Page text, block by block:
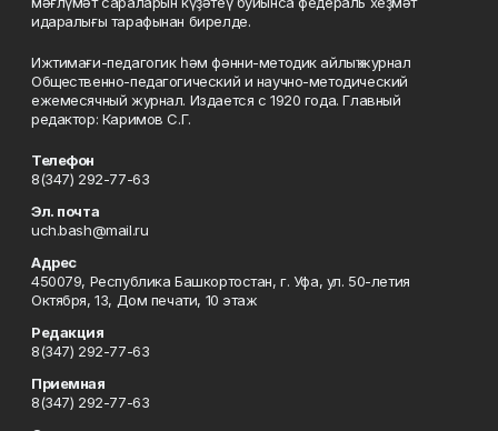
идаралығы тарафынан бирелде.
Ижтимағи-педагогик һәм фәнни-методик айлыҡ журнал
Общественно-педагогический и научно-методический
ежемесячный журнал. Издается с 1920 года. Главный
редактор: Каримов С.Г.
Телефон
8(347) 292-77-63
Эл. почта
uch.bash@mail.ru
Адрес
450079, Республика Башкортостан, г. Уфа, ул. 50-летия
Октября, 13, Дом печати, 10 этаж
Редакция
8(347) 292-77-63
Приемная
8(347) 292-77-63